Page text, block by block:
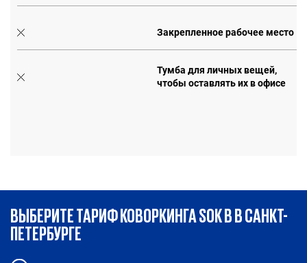
Закрепленное рабочее место
Тумба для личных вещей,
чтобы оставлять их в офисе
ВЫБЕРИТЕ ТАРИФ КОВОРКИНГА SOK В В САНКТ-
ПЕТЕРБУРГЕ